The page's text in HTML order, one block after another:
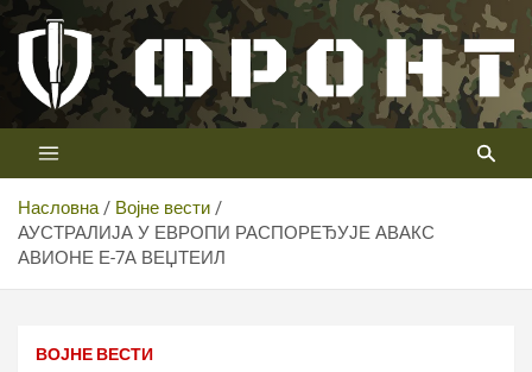
Скип
цонтент
Телевизија ФРОНТ
Први војни канал у Србији
Насловна
Војне вести
АУСТРАЛИЈА У ЕВРОПИ РАСПОРЕЂУЈЕ АВАКС
АВИОНЕ Е-7А ВЕЏТЕИЛ
ВОЈНЕ ВЕСТИ